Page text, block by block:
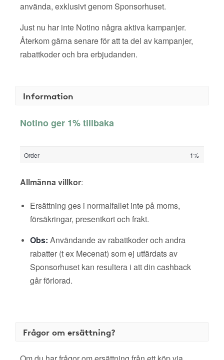
använda, exklusivt genom Sponsorhuset.
Just nu har inte Notino några aktiva kampanjer.
Återkom gärna senare för att ta del av kampanjer,
rabattkoder och bra erbjudanden.
Information
Notino ger 1% tillbaka
Order 1%
Allmänna villkor:
Ersättning ges i normalfallet inte på moms,
försäkringar, presentkort och frakt.
Obs: Användande av rabattkoder och andra
rabatter (t ex Mecenat) som ej utfärdats av
Sponsorhuset kan resultera i att din cashback
går förlorad.
Frågor om ersättning?